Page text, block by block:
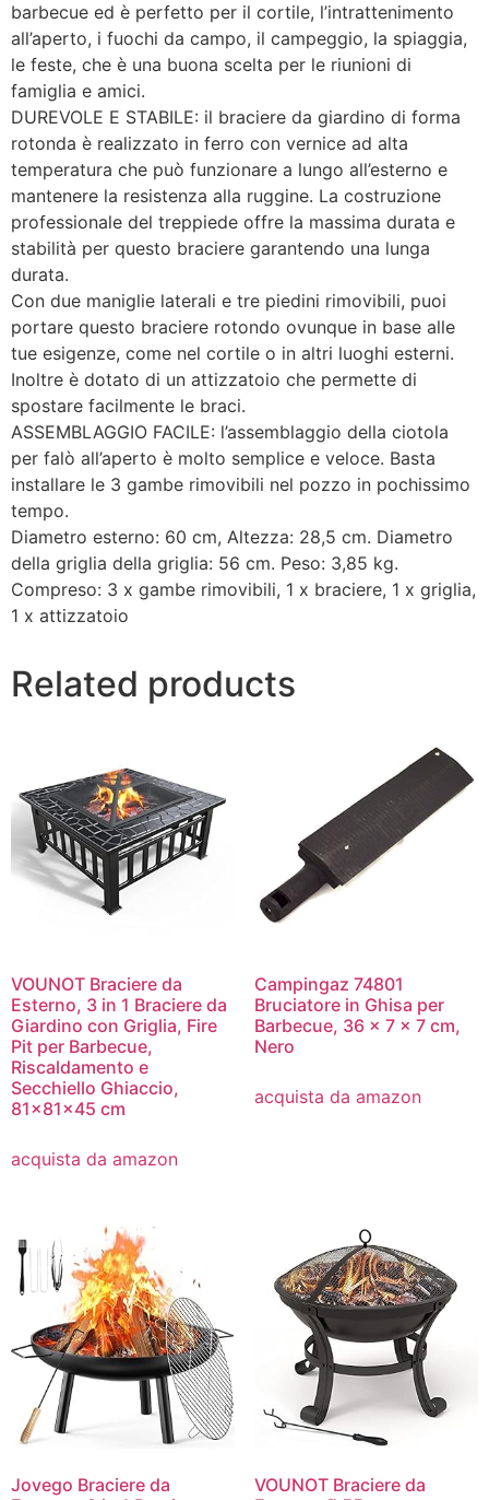
barbecue ed è perfetto per il cortile, l’intrattenimento
all’aperto, i fuochi da campo, il campeggio, la spiaggia,
le feste, che è una buona scelta per le riunioni di
famiglia e amici.
DUREVOLE E STABILE: il braciere da giardino di forma
rotonda è realizzato in ferro con vernice ad alta
temperatura che può funzionare a lungo all’esterno e
mantenere la resistenza alla ruggine. La costruzione
professionale del treppiede offre la massima durata e
stabilità per questo braciere garantendo una lunga
durata.
Con due maniglie laterali e tre piedini rimovibili, puoi
portare questo braciere rotondo ovunque in base alle
tue esigenze, come nel cortile o in altri luoghi esterni.
Inoltre è dotato di un attizzatoio che permette di
spostare facilmente le braci.
ASSEMBLAGGIO FACILE: l’assemblaggio della ciotola
per falò all’aperto è molto semplice e veloce. Basta
installare le 3 gambe rimovibili nel pozzo in pochissimo
tempo.
Diametro esterno: 60 cm, Altezza: 28,5 cm. Diametro
della griglia della griglia: 56 cm. Peso: 3,85 kg.
Compreso: 3 x gambe rimovibili, 1 x braciere, 1 x griglia,
1 x attizzatoio
Related products
VOUNOT Braciere da
Esterno, 3 in 1 Braciere da
Giardino con Griglia, Fire
Pit per Barbecue,
Riscaldamento e
Secchiello Ghiaccio,
81x81x45 cm
acquista da amazon
Campingaz 74801
Bruciatore in Ghisa per
Barbecue, 36 x 7 x 7 cm,
Nero
acquista da amazon
Jovego Braciere da
VOUNOT Braciere da